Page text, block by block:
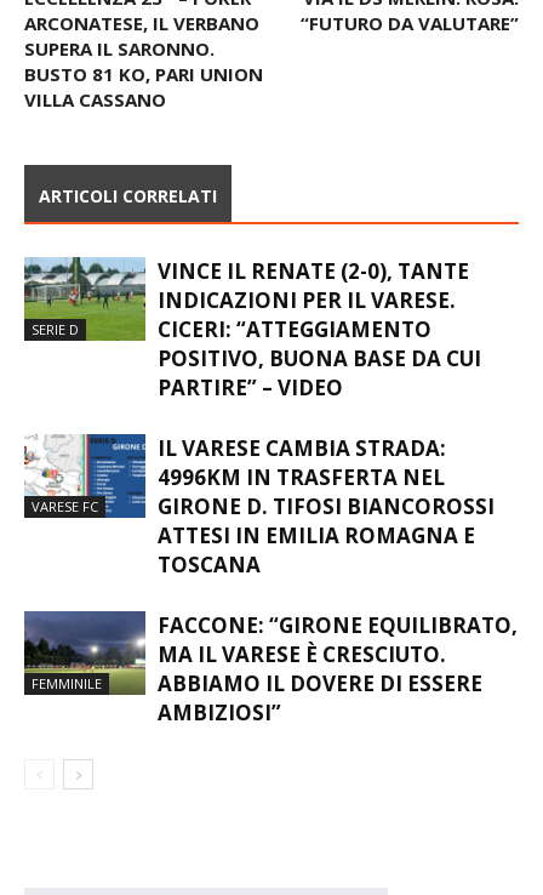
ARCONATESE, IL VERBANO
SUPERA IL SARONNO.
BUSTO 81 KO, PARI UNION
VILLA CASSANO
“FUTURO DA VALUTARE”
ARTICOLI CORRELATI
SERIE D
VINCE IL RENATE (2-0), TANTE
INDICAZIONI PER IL VARESE.
CICERI: “ATTEGGIAMENTO
POSITIVO, BUONA BASE DA CUI
PARTIRE” – VIDEO
VARESE FC
IL VARESE CAMBIA STRADA:
4996KM IN TRASFERTA NEL
GIRONE D. TIFOSI BIANCOROSSI
ATTESI IN EMILIA ROMAGNA E
TOSCANA
FEMMINILE
FACCONE: “GIRONE EQUILIBRATO,
MA IL VARESE È CRESCIUTO.
ABBIAMO IL DOVERE DI ESSERE
AMBIZIOSI”